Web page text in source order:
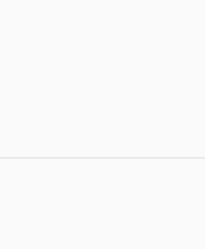
상훈련 등
이 함께 어울리며 활동하는 과
소장은 “ 치매는 조기 예방과 꾸